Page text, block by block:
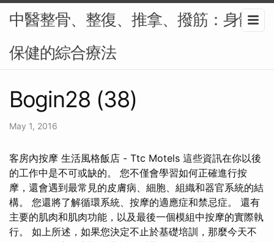
中醫整骨、整復、推拿、撥筋：身體
保健的綜合療法
Bogin28 (38)
May 1, 2016
客房內按摩 生活風格飯店 - Ttc Motels 這些資訊在你以後
的工作中是不可或缺的。 您不僅會學習如何正確進行按
摩，還會遇到最常見的皮膚病、細胞、組織和器官系統的結
構。 您還將了解循環系統、按摩的適應症和禁忌症。 還有
主要的肌肉和肌肉功能，以及最後一個模組中按摩的實際執
行。 如上所述，如果您決定不止於基礎培訓，那麼今天不